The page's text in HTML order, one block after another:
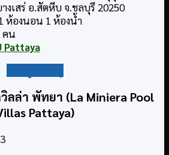
งเสร่ อ.สัตหีบ จ.ชลบุรี 20250
ห้องนอน 1 ห้องน้ำ
คน
Pattaya
ลล่า พัทยา (La Miniera Pool
Pattaya)